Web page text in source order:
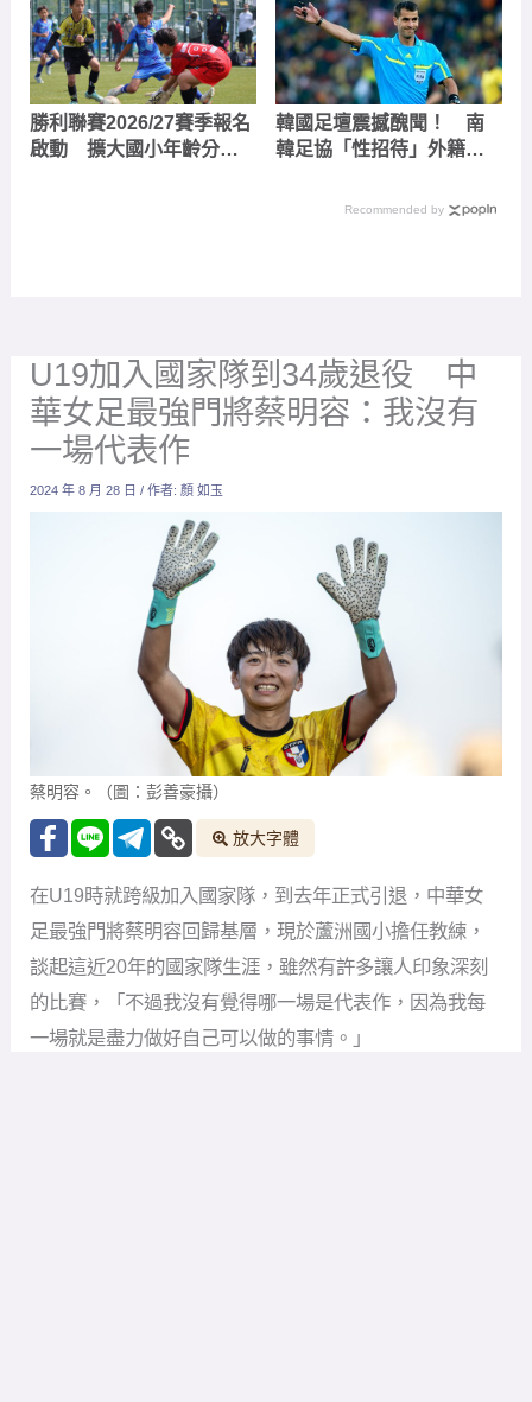
勝利聯賽2026/27賽季報名
啟動 擴大國小年齡分
韓國足壇震撼醜聞！ 南
韓足協「性招待」外籍裁
夫等名哨捲入爭議
Recommended by
U19加入國家隊到34歲退役 中
華女足最強門將蔡明容：我沒有
一場代表作
2024 年 8 月 28 日/ 作者:顏 如玉
蔡明容。（圖：彭善豪攝）
放大字體
在U19時就跨級加入國家隊，到去年正式引退，中華女
足最強門將蔡明容回歸基層，現於蘆洲國小擔任教練，
談起這近20年的國家隊生涯，雖然有許多讓人印象深刻
的比賽，「不過我沒有覺得哪一場是代表作，因為我每
一場就是盡力做好自己可以做的事情。」